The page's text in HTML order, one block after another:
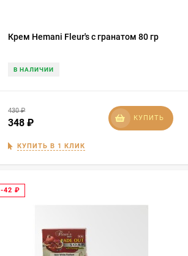
Крем Hemani Fleur's с гранатом 80 гр
В НАЛИЧИИ
430₽
348₽ КУПИТЬ
КУПИТЬ В 1 КЛИК
-42₽